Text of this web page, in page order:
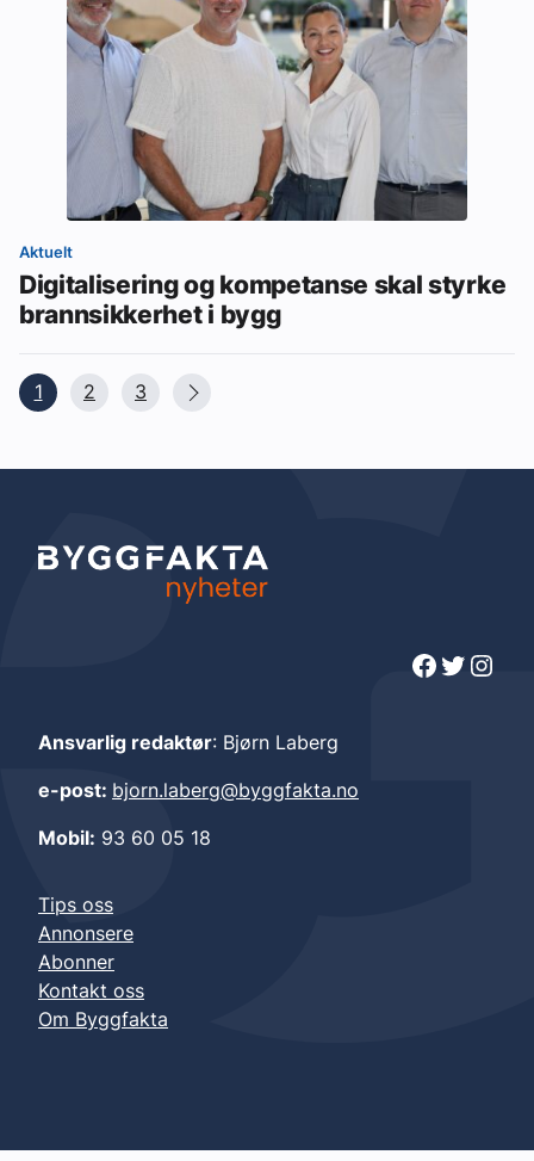
Aktuelt
Digitalisering og kompetanse skal styrke
brannsikkerhet i bygg
1 2 3
Facebook Twitter Instagram
Ansvarlig redaktør: Bjørn Laberg
e-post: bjorn.laberg@byggfakta.no
Mobil: 93 60 05 18
Tips oss
Annonsere
Abonner
Kontakt oss
Om Byggfakta